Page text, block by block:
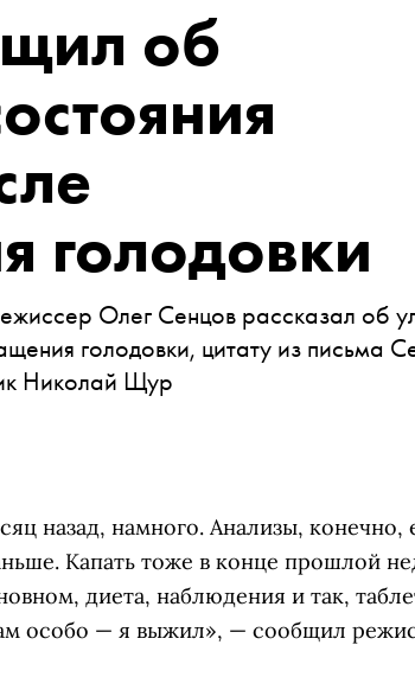
об
голодовки
Олег Сенцов рассказал об
голодовки, цитату из письма
Николай Щур
назад, намного. Анализы, конечно,
Капать тоже в конце прошлой
диета, наблюдения и так,
особо — я выжил», — сообщил